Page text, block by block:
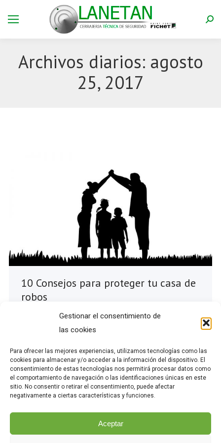
Gestionar el consentimiento de
las cookies
Para ofrecer las mejores experiencias, utilizamos tecnologías como las
cookies para almacenar y/o acceder a la información del dispositivo. El
consentimiento de estas tecnologías nos permitirá procesar datos como
el comportamiento de navegación o las identificaciones únicas en este
sitio. No consentir o retirar el consentimiento, puede afectar
negativamente a ciertas características y funciones.
Aceptar
Archivos diarios: agosto
25, 2017
10 Consejos para proteger tu casa de
robos
Seguridad Viviendas Poradmin agosto 25, 2017
Es necesario tener ciertas rutinas de seguridad
diario para evitar sustos, desde cerrar siempre
la puerta con llave hasta no comentar en redes
sociales nuestras vacaciones. No vale el no
cerrar la puerta con llave o no encender la
alarma, si bajas a la piscina de la…